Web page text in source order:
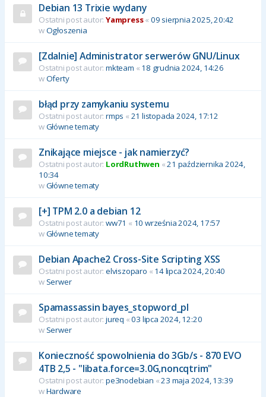
Debian 13 Trixie wydany
Ostatni post autor: Yampress« 09 sierpnia 2025, 20:42
wOgłoszenia
[Zdalnie] Administrator serwerów GNU/Linux
Ostatni post autor: mkteam « 18 grudnia 2024, 14:26
wOferty
błąd przy zamykaniu systemu
Ostatni post autor: rmps « 21 listopada 2024, 17:12
wGłówne tematy
Znikające miejsce - jak namierzyć?
Ostatni post autor: LordRuthwen «21 października 2024,
10:34
wGłówne tematy
[+] TPM 2.0 a debian 12
Ostatni post autor: ww71 « 10 września 2024, 17:57
wGłówne tematy
Debian Apache2 Cross-Site Scripting XSS
Ostatni post autor: elviszoparo « 14 lipca 2024, 20:40
w Serwer
Spamassassin bayes_stopword_pl
Ostatni post autor: jureq «03 lipca 2024, 12:20
w Serwer
Konieczność spowolnienia do 3Gb/s - 870 EVO
4TB 2,5 - "libata.force=3.0G,noncqtrim"
Ostatni post autor: pe3nodebian «23 maja 2024, 13:39
wHardware